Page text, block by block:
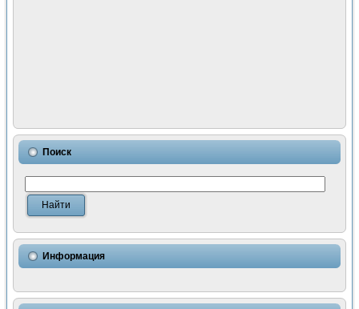
Поиск
Информация